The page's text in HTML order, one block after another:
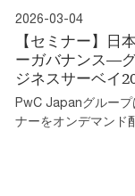
2026-03-04
【セミナー】日
ーガバナンス―
ジネスサーベイ
PwC Japanグループ
ナーをオンデマンド